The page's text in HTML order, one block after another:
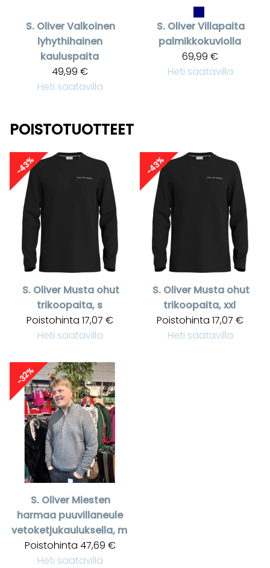
S. OliverValkoinen
lyhythihainen
kauluspaita
49,99 €
Heti saatavilla
S. OliverVillapaita
palmikkokuviolla
69,99 €
Heti saatavilla
POISTOTUOTTEET
-43%
S. Oliver Musta ohut
trikoopaita, s
Poistohinta 17,07 €
Heti saatavilla
-43%
S. Oliver Musta ohut
trikoopaita, xxl
Poistohinta 17,07 €
Heti saatavilla
-32%
S. Oliver Miesten
harmaa puuvillaneule
vetoketjukauluksella, m
Poistohinta 47,69 €
Heti saatavilla